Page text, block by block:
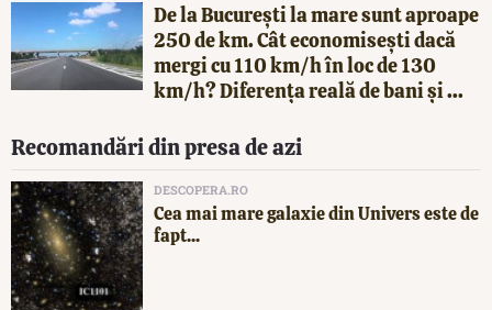
De la București la mare sunt aproape
250 de km. Cât economisești dacă
mergi cu 110 km/h în loc de 130
km/h? Diferența reală de bani și ...
Recomandări din presa de azi
DESCOPERA.RO
Cea mai mare galaxie din Univers este de
fapt...